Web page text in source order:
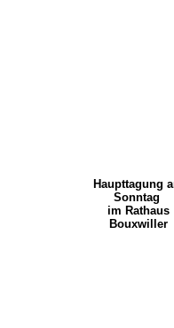
Haupttagung
Sonntag
im Rathaus
Bouxwiller